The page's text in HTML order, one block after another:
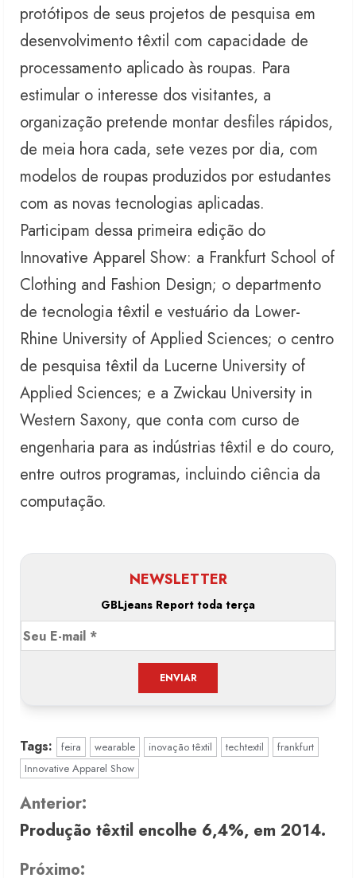
protótipos de seus projetos de pesquisa em
desenvolvimento têxtil com capacidade de
processamento aplicado às roupas. Para
estimular o interesse dos visitantes, a
organização pretende montar desfiles rápidos,
de meia hora cada, sete vezes por dia, com
modelos de roupas produzidos por estudantes
com as novas tecnologias aplicadas.
Participam dessa primeira edição do
Innovative Apparel Show: a Frankfurt School of
Clothing and Fashion Design; o departmento
de tecnologia têxtil e vestuário da Lower-
Rhine University of Applied Sciences; o centro
de pesquisa têxtil da Lucerne University of
Applied Sciences; e a Zwickau University in
Western Saxony, que conta com curso de
engenharia para as indústrias têxtil e do couro,
entre outros programas, incluindo ciência da
computação.
NEWSLETTER
GBLjeans Report toda terça
Tags: feira wearable inovação têxtil techtextil
frankfurt
Innovative Apparel Show
C
o
Anterior:
Produção têxtil encolhe 6,4%, em 2014.
Próximo: